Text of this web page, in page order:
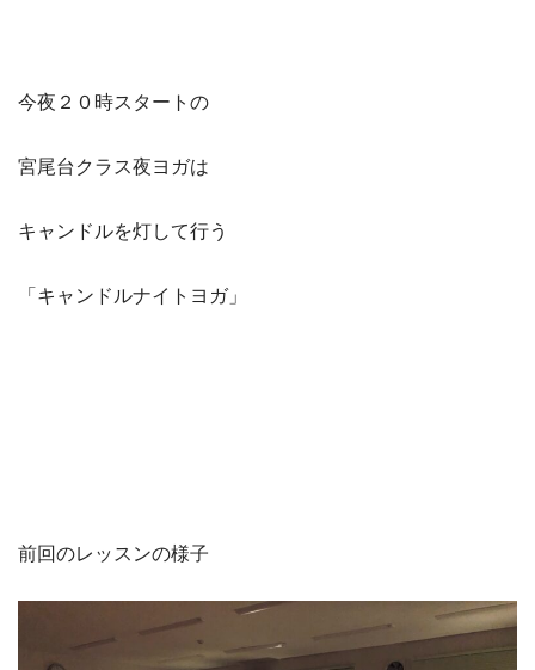
今夜２０時スタートの
宮尾台クラス夜ヨガは
キャンドルを灯して行う
「キャンドルナイトヨガ」
前回のレッスンの様子